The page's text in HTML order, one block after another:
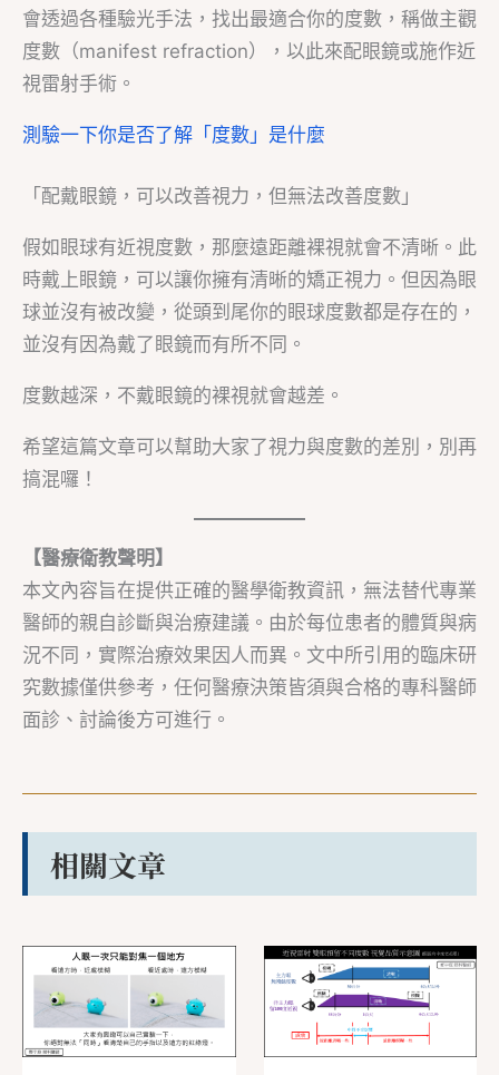
會透過各種驗光手法，找出最適合你的度數，稱做主觀
度數（manifest refraction），以此來配眼鏡或施作近
視雷射手術。
測驗一下你是否了解「度數」是什麼
「配戴眼鏡，可以改善視力，但無法改善度數」
假如眼球有近視度數，那麼遠距離裸視就會不清晰。此
時戴上眼鏡，可以讓你擁有清晰的矯正視力。但因為眼
球並沒有被改變，從頭到尾你的眼球度數都是存在的，
並沒有因為戴了眼鏡而有所不同。
度數越深，不戴眼鏡的裸視就會越差。
希望這篇文章可以幫助大家了視力與度數的差別，別再
搞混囉！
【醫療衛教聲明】
本文內容旨在提供正確的醫學衛教資訊，無法替代專業
醫師的親自診斷與治療建議。由於每位患者的體質與病
況不同，實際治療效果因人而異。文中所引用的臨床研
究數據僅供參考，任何醫療決策皆須與合格的專科醫師
面診、討論後方可進行。
相關文章